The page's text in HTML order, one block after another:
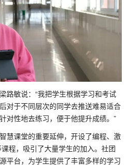
路敏说：“我把学生根据学习和考试
对于不同层次的同学去推送难易适合
对性地去练习，便于他提升成绩。”
慧课堂的重要延伸，开设了编程、激
程，吸引了大量学生的加入。社团
平台，为学生提供了丰富多样的学习